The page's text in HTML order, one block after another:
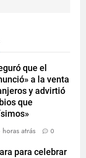
que el
a la venta
y advirtió
que
horas atrás 0
para celebrar